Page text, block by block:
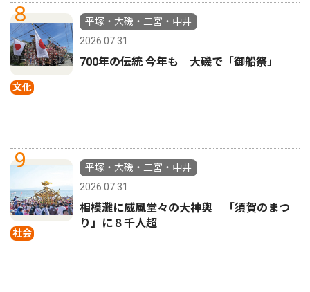
8
文化
平塚・大磯・二宮・中井
2026.07.31
700年の伝統 今年も 大磯で「御船祭」
9
社会
平塚・大磯・二宮・中井
2026.07.31
相模灘に威風堂々の大神輿 「須賀のまつ
り」に８千人超